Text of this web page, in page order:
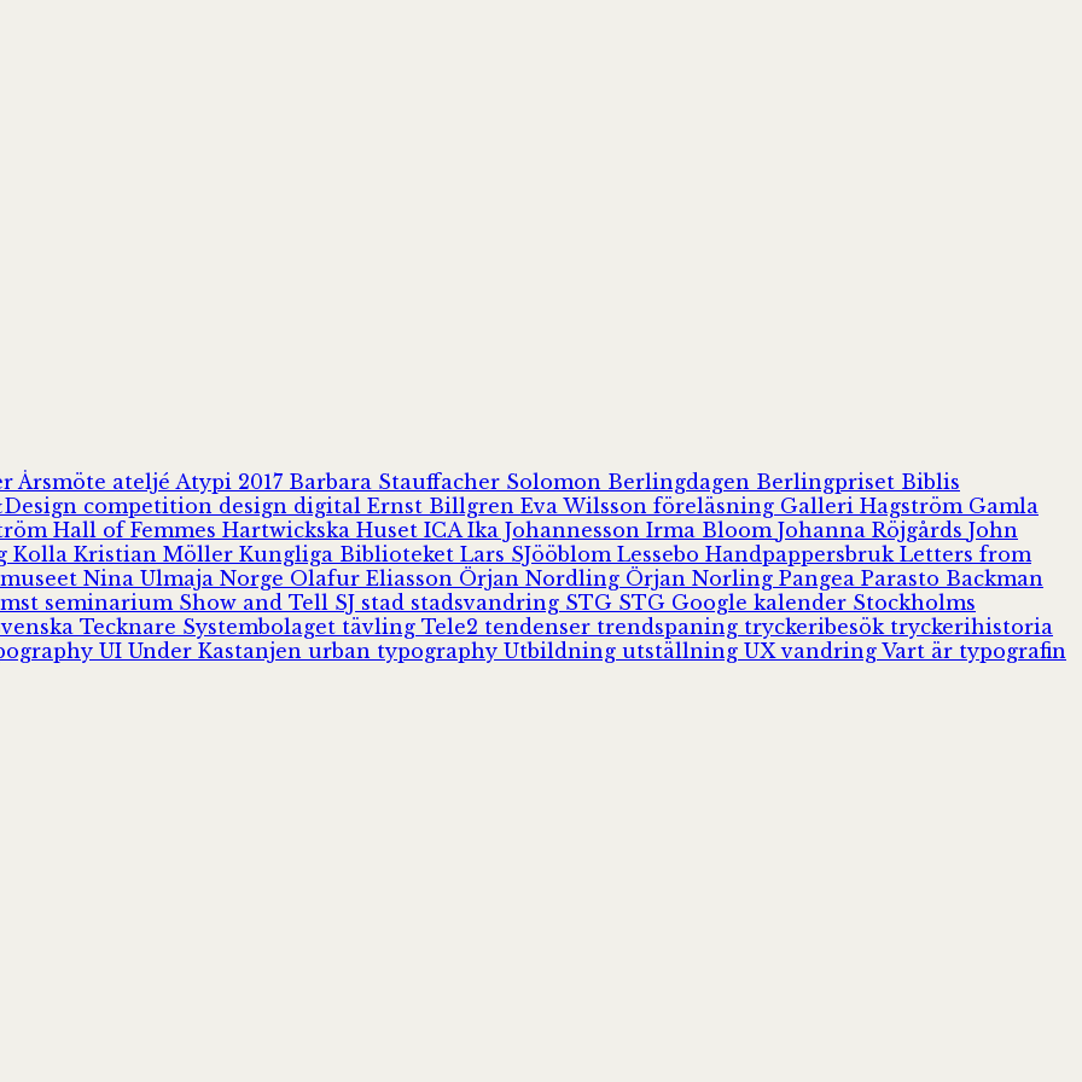
Årsmöte ateljé Atypi 2017 Barbara Stauffacher Solomon Berlingdagen Berlingpriset Biblis
competition design digital Ernst Billgren Eva Wilsson föreläsning Galleri Hagström Gamla
Hall of Femmes Hartwickska Huset ICA Ika Johannesson Irma Bloom Johanna Röjgårds John
Kolla Kristian Möller Kungliga Biblioteket Lars SJööblom Lessebo Handpappersbruk Letters from
Nina Ulmaja Norge Olafur Eliasson Örjan Nordling Örjan Norling Pangea Parasto Backman
seminarium Show and Tell SJ stad stadsvandring STG STG Google kalender Stockholms
Tecknare Systembolaget tävling Tele2 tendenser trendspaning tryckeribesök tryckerihistoria
UI Under Kastanjen urban typography Utbildning utställning UXvandring Vart är typografin